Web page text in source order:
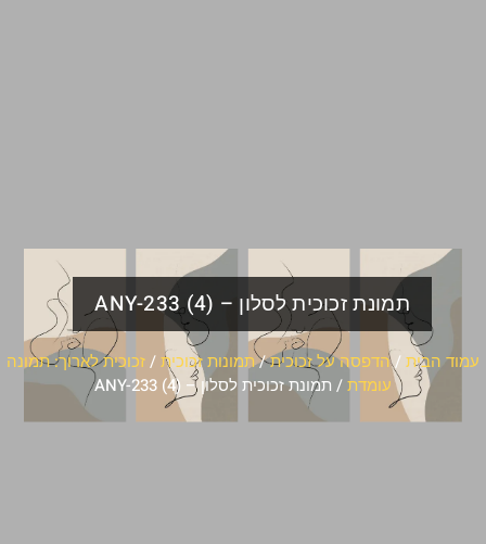
תמונת זכוכית לסלון – ANY-233 (4)
עמוד הבית /הדפסה על זכוכית/תמונות זכוכית/זכוכית לארוך: תמונה
עומדת/ תמונת זכוכית לסלון – ANY-233 (4)